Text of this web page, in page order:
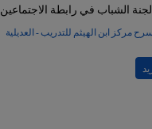
الشباب في رابطة الاجتماعين
مركز ابن الهيثم للتدريب - العديلية